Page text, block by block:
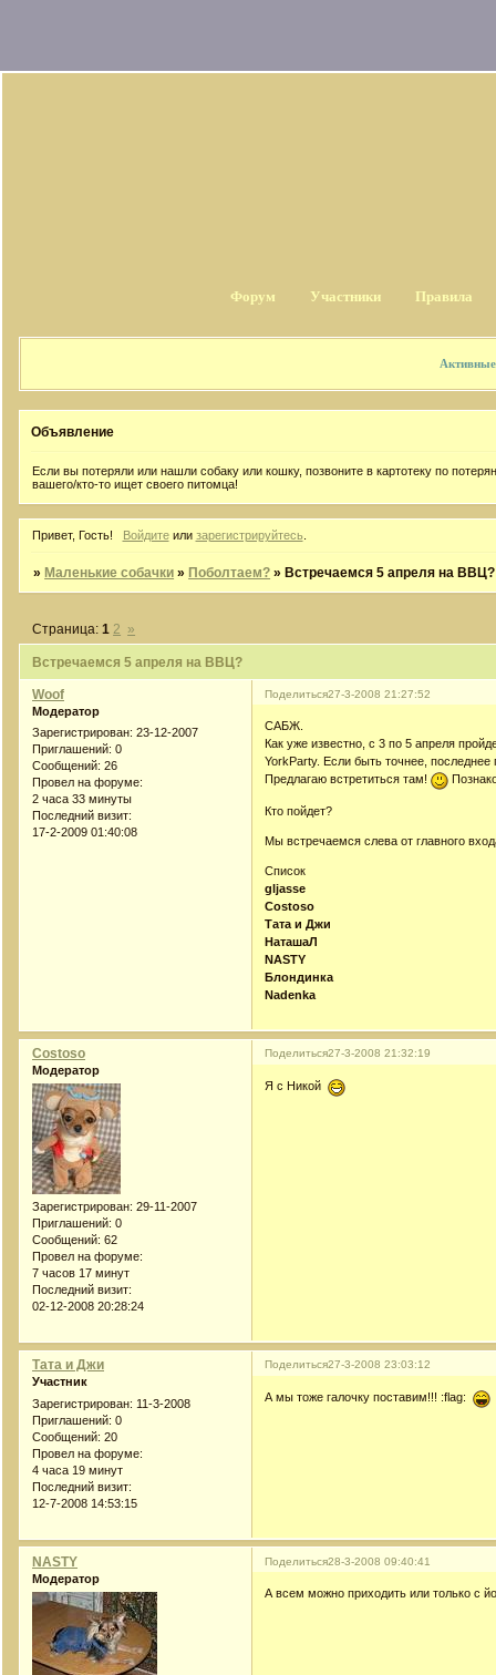
Форум Участники Правила
Объявление
Если вы потеряли или нашли собаку или кошку, позвоните в картотеку по
вашего/кто-то ищет своего питомца!
Привет, Гость! Войдитеили зарегистрируйтесь
» Маленькие собачки » Поболтаем? » Встречаемся 5 апреля на ВВЦ?
Встречаемся 5 апреля на ВВЦ?
Страница:1 2 »
Поделиться27-3-2008 21:27:52
Woof
Модератор
Зарегистрирован: 23-12-2007
Приглашений: 0
Сообщений: 26
Провел на форуме:
2 часа 33 минуты
Последний визит:
17-2-2009 01:40:08
САБЖ.
Как уже известно, с 3 по 5 апреля
YorkParty. Если быть точнее,
Предлагаю встретиться там!
Кто пойдет?
Мы встречаемся слева от главного
Список
gljasse
Costoso
Тата и Джи
НаташаЛ
NASTY
Блондинка
Nadenka
Поделиться27-3-2008 21:32:19
Costoso
Модератор
Зарегистрирован: 29-11-2007
Приглашений: 0
Сообщений: 62
Провел на форуме:
7 часов 17 минут
Последний визит:
02-12-2008 20:28:24
Я с Никой
Поделиться27-3-2008 23:03:12
Тата и Джи
Участник
Зарегистрирован: 11-3-2008
Приглашений: 0
Сообщений: 20
Провел на форуме:
4 часа 19 минут
Последний визит:
12-7-2008 14:53:15
А мы тоже галочку поставим!!! :flag:
Поделиться28-3-2008 09:40:41
NASTY
Модератор
А всем можно приходить или только с